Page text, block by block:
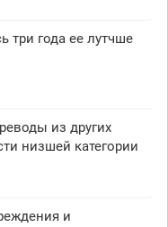
три года ее лутчше
из других
низшей категории
и